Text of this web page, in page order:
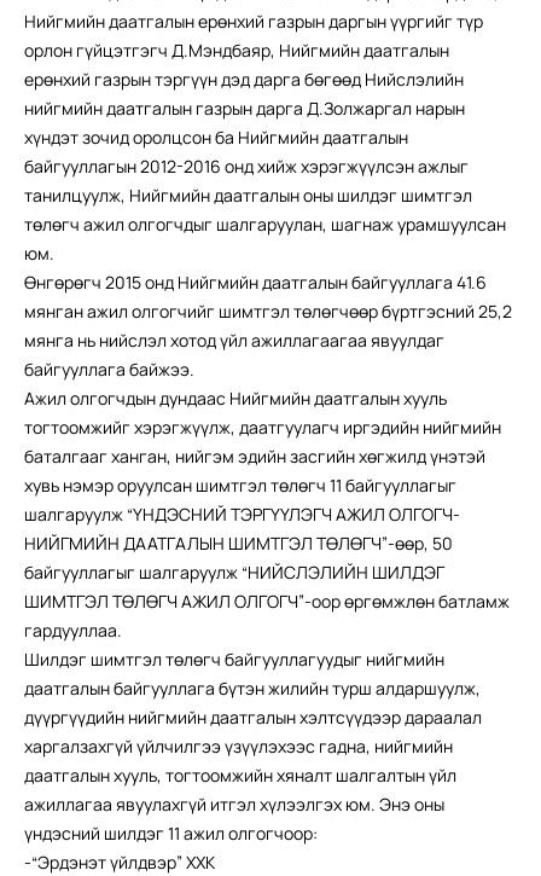
Нийгмийн даатгалын ерөнхий газрын даргын үүргийг түр
орлон гүйцэтгэгч Д.Мэндбаяр, Нийгмийн даатгалын
ерөнхий газрын тэргүүн дэд дарга бөгөөд Нийслэлийн
нийгмийн даатгалын газрын дарга Д.Золжаргал нарын
хүндэт зочид оролцсон ба Нийгмийн даатгалын
байгууллагын 2012-2016 онд хийж хэрэгжүүлсэн ажлыг
танилцуулж, Нийгмийн даатгалын оны шилдэг шимтгэл
төлөгч ажил олгогчдыг шалгаруулан, шагнаж урамшуулсан
юм.
Өнгөрөгч 2015 онд Нийгмийн даатгалын байгууллага 41.6
мянган ажил олгогчийг шимтгэл төлөгчөөр бүртгэсний 25,2
мянга нь нийслэл хотод үйл ажиллагаагаа явуулдаг
байгууллага байжээ.
Ажил олгогчдын дундаас Нийгмийн даатгалын хууль
тогтоомжийг хэрэгжүүлж, даатгуулагч иргэдийн нийгмийн
баталгааг ханган, нийгэм эдийн засгийн хөгжилд үнэтэй
хувь нэмэр оруулсан шимтгэл төлөгч 11 байгууллагыг
шалгаруулж “ҮНДЭСНИЙ ТЭРГҮҮЛЭГЧ АЖИЛ ОЛГОГЧ-
НИЙГМИЙН ДААТГАЛЫН ШИМТГЭЛ ТӨЛӨГЧ”-өөр, 50
байгууллагыг шалгаруулж “НИЙСЛЭЛИЙН ШИЛДЭГ
ШИМТГЭЛ ТӨЛӨГЧ АЖИЛ ОЛГОГЧ”-оор өргөмжлөн батламж
гардууллаа.
Шилдэг шимтгэл төлөгч байгууллагуудыг нийгмийн
даатгалын байгууллага бүтэн жилийн турш алдаршуулж,
дүүргүүдийн нийгмийн даатгалын хэлтсүүдээр дараалал
харгалзахгүй үйлчилгээ үзүүлэхээс гадна, нийгмийн
даатгалын хууль, тогтоомжийн хяналт шалгалтын үйл
ажиллагаа явуулахгүй итгэл хүлээлгэх юм. Энэ оны
үндэсний шилдэг 11 ажил олгогчоор:
-“Эрдэнэт үйлдвэр” ХХК